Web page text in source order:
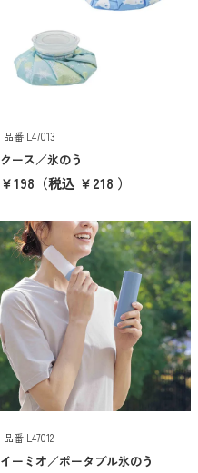
品番 L47013
クース／氷のう
￥198 （税込 ￥218 ）
品番 L47012
イーミオ／ポータブル氷のう